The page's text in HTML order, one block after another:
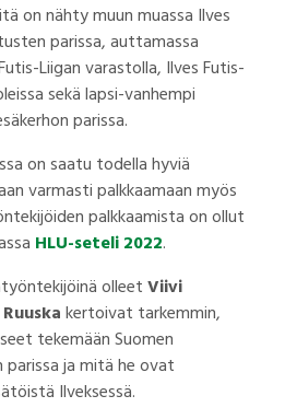
on nähty muun muassa Ilves
parissa, auttamassa
Liigan varastolla, Ilves Futis-
sekä lapsi-vanhempi
parissa.
on saatu todella hyviä
varmasti palkkaamaan myös
palkkaamista on ollut
HLU-seteli 2022.
olleetViivi
kertoivat tarkemmin,
tekemään Suomen
ja mitä he ovat
Ilveksessä.